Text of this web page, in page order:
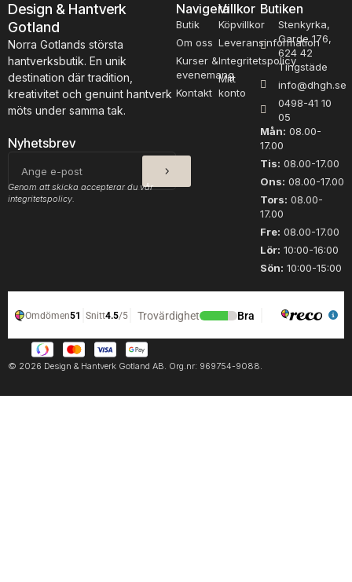
p
p
m
ä
n
g
d
p
m
g
d
Design & Hantverk
Gotland
Norra Gotlands största
hantverksbutik. En unik
destination där tradition,
kreativitet och genuint hantverk
möts under samma tak.
Nyhetsbrev
post
SKICKA
Genom att skicka accepterar du vår
integritetspolicy.
Navigera
Butik
Om oss
Kurser &
evenemang
Kontakt
Villkor
Köpvillkor
Leveransinformation
Integritetspolicy
Mitt
konto
Butiken
Stenkyrka,
Garde 176,
624 42
Tingstäde
info@dhgh.se
0498-41 10
05
Mån: 08.00-
17.00
Tis: 08.00-17.00
Ons: 08.00-17.00
Tors: 08.00-
17.00
Fre: 08.00-17.00
Lör: 10:00-16:00
Sön: 10:00-15:00
© 2026 Design & Hantverk Gotland AB. Org.nr: 969754-9088.